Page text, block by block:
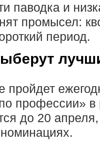
паводка и
промысел:
период.
пройдет
профессии»
до 20